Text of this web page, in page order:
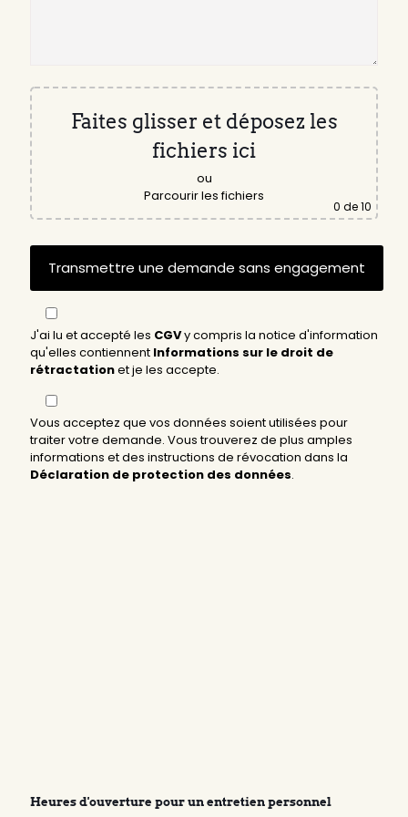
Faites glisser et déposez les
fichiers ici
ou
Parcourir les fichiers
0 de 10
J'ai lu et accepté les CGVy compris la notice d'information
qu'elles contiennent Informations sur le droit de
rétractationet je les accepte.
Vous acceptez que vos données soient utilisées pour
traiter votre demande. Vous trouverez de plus amples
informations et des instructions de révocation dans la
Déclaration de protection des données.
Heures d'ouverture pour un entretien personnel